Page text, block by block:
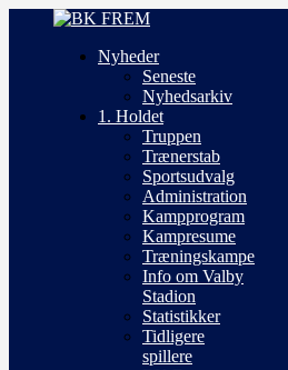
Nyheder
Seneste
Nyhedsarkiv
1. Holdet
Truppen
Trænerstab
Sportsudvalg
Administration
Kampprogram
Kampresume
Træningskampe
Info om Valby
Stadion
Statistikker
Tidligere
spillere